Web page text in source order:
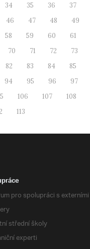
34 35 36 37
46 47 48 49
58 59 60 61
70 71 72 73
82 83 84 85
94 95 96 97
106 107 108
113
pro spolupráci s externími
střední školy
experti